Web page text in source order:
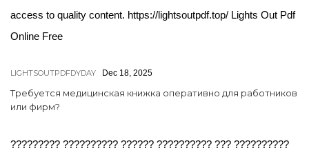
access to quality content. https://lightsoutpdf.top/ Lights Out Pdf
Online Free
LIGHTSOUTPDFDYDAY Dec 18, 2025
Требуется медицинская книжка оперативно для работников
или фирм?
????????? ?????????? ?????? ?????????? ??? ??????????